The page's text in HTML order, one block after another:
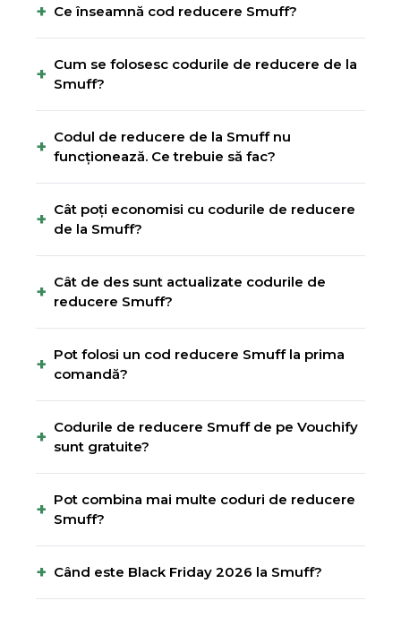
+ Ce înseamnă cod reducere Smuff?
+ Cum se folosesc codurile de reducere de la
Smuff?
+ Codul de reducere de la Smuff nu
funcționează. Ce trebuie să fac?
+ Cât poți economisi cu codurile de reducere
de la Smuff?
+ Cât de des sunt actualizate codurile de
reducere Smuff?
+ Pot folosi un cod reducere Smuff la prima
comandă?
+ Codurile de reducere Smuff de pe Vouchify
sunt gratuite?
+ Pot combina mai multe coduri de reducere
Smuff?
+ Când este Black Friday 2026 la Smuff?